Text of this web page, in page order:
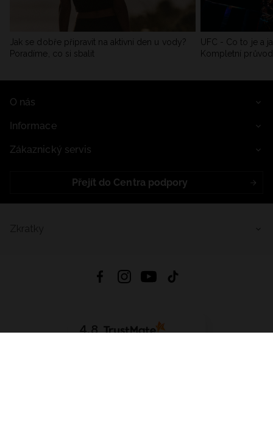
Jak se dobře připravit na aktivní den u vody?
Poradíme, co si sbalit
UFC - Co to je a
Kompletní
O nás
Informace
Zákaznický servis
Přejít do Centra podpory
4.8